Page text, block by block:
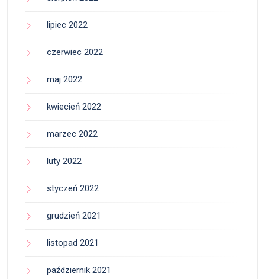
lipiec 2022
czerwiec 2022
maj 2022
kwiecień 2022
marzec 2022
luty 2022
styczeń 2022
grudzień 2021
listopad 2021
październik 2021